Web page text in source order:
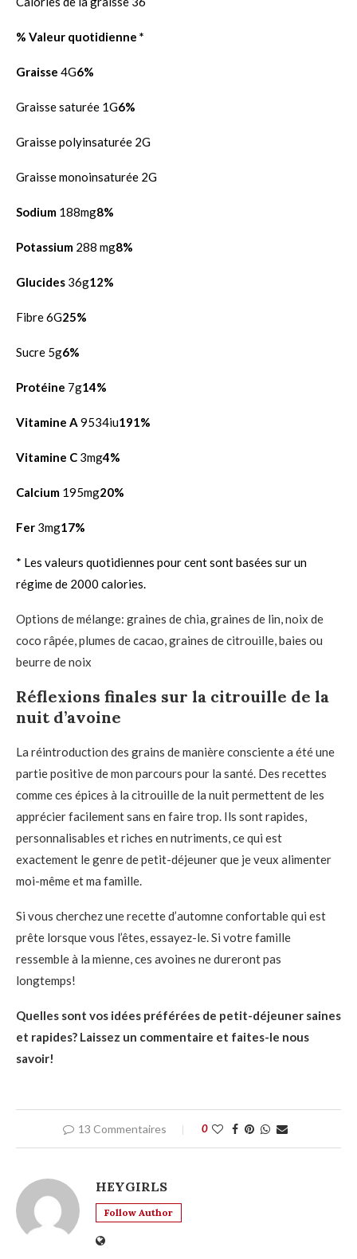
% Valeur quotidienne *
Graisse 4G6%
Graisse saturée 1G6%
Graisse polyinsaturée 2G
Graisse monoinsaturée 2G
Sodium 188mg8%
Potassium 288 mg8%
Glucides 36g12%
Fibre 6G25%
Sucre 5g6%
Protéine 7g14%
Vitamine A 9534iu191%
Vitamine C 3mg4%
Calcium 195mg20%
Fer 3mg17%
* Les valeurs quotidiennes pour cent sont basées sur un
régime de 2000 calories.
Options de mélange: graines de chia, graines de lin, noix de
coco râpée, plumes de cacao, graines de citrouille, baies ou
beurre de noix
Réflexions finales sur la citrouille de la
nuit d’avoine
La réintroduction des grains de manière consciente a été une
partie positive de mon parcours pour la santé. Des recettes
comme ces épices à la citrouille de la nuit permettent de les
apprécier facilement sans en faire trop. Ils sont rapides,
personnalisables et riches en nutriments, ce qui est
exactement le genre de petit-déjeuner que je veux alimenter
moi-même et ma famille.
Si vous cherchez une recette d’automne confortable qui est
prête lorsque vous l’êtes, essayez-le. Si votre famille
ressemble à la mienne, ces avoines ne dureront pas
longtemps!
Quelles sont vos idées préférées de petit-déjeuner saines
et rapides? Laissez un commentaire et faites-le nous
savoir!
13 Commentaires 0
HEYGIRLS
Follow Author